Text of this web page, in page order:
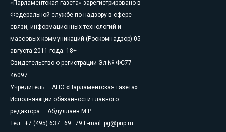
«Парламентская газета» зарегистрировано в
Федеральной службе по надзору в сфере
связи, информационных технологий и
массовых коммуникаций (Роскомнадзор) 05
августа 2011 года. 18+
Свидетельство о регистрации Эл № ФС77-
46097
Учредитель — АНО «Парламентская газета»
Исполняющий обязанности главного
редактора — Абдуллаев М.Р.
Тел.: +7 (495) 637–69–79 E-mail: pg@pnp.ru